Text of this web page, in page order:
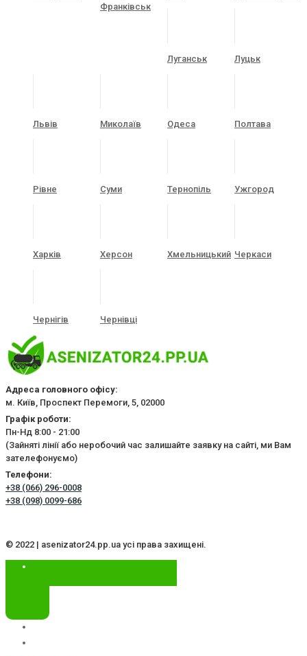
Франківськ
Луганськ Луцьк
Львів Миколаїв Одеса Полтава
Рівне Суми Тернопіль Ужгород
Харків Херсон Хмельницький Черкаси
Чернігів Чернівці
Адреса головного офісу:
м. Київ, Проспект Перемоги, 5, 02000
Графік роботи:
Пн-Нд 8:00 - 21:00
(Зайняті лінії або неробочий час залишайте заявку на сайті, ми Вам
зателефонуємо)
Телефони:
+38 (066) 296-0008
+38 (098) 0099-686
© 2022 | asenizator24.pp.ua усі права захищені.